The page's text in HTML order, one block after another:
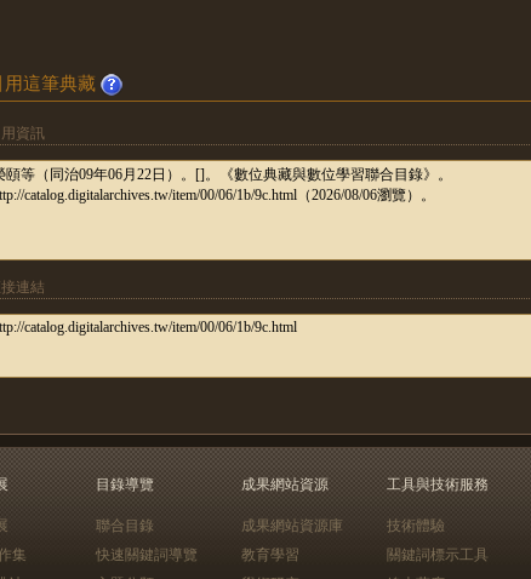
用這筆典藏
資訊
連結
集
目錄導覽
聯合目錄
快速關鍵詞導覽
成果網站資源
成果網站資源庫
教育學習
工具與技術服務
技術體驗
關鍵詞標示工具